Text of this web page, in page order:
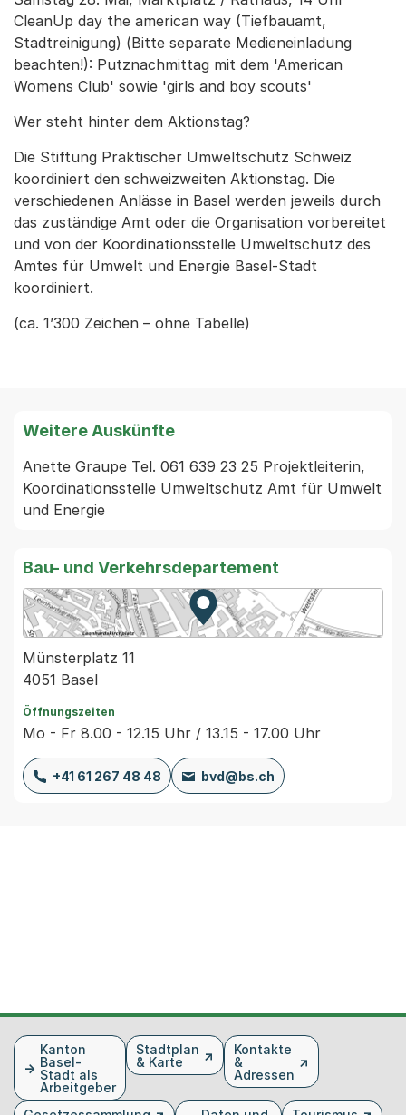
CleanUp day the american way (Tiefbauamt,
Stadtreinigung) (Bitte separate Medieneinladung
beachten!): Putznachmittag mit dem 'American
Womens Club' sowie 'girls and boy scouts'
Wer steht hinter dem Aktionstag?
Die Stiftung Praktischer Umweltschutz Schweiz
koordiniert den schweizweiten Aktionstag. Die
verschiedenen Anlässe in Basel werden jeweils durch
das zuständige Amt oder die Organisation vorbereitet
und von der Koordinationsstelle Umweltschutz des
Amtes für Umwelt und Energie Basel-Stadt
koordiniert.
(ca. 1’300 Zeichen – ohne Tabelle)
Weitere Auskünfte
Anette Graupe Tel. 061 639 23 25 Projektleiterin,
Koordinationsstelle Umweltschutz Amt für Umwelt
und Energie
Bau- und Verkehrsdepartement
Zur Karte von MapBS.
Externer Link, wird in einem
Münsterplatz 11
4051 Basel
Öffnungszeiten
Mo - Fr 8.00 - 12.15 Uhr / 13.15 - 17.00 Uhr
+41 61 267 48 48 bvd@bs.ch
FusszeileKanton
Basel-
Stadt als
Arbeitgeber
Stadtplan
& Karte
Kontakte
&
Adressen